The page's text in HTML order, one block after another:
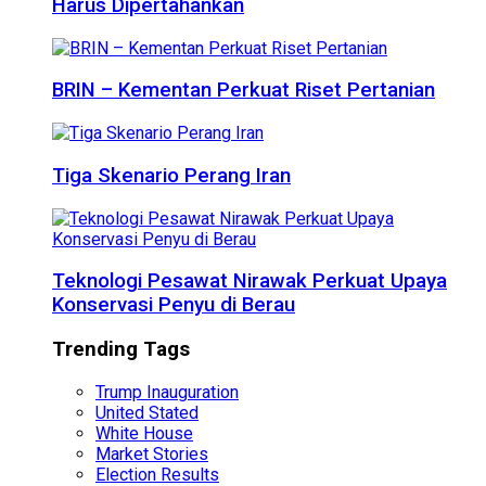
Harus Dipertahankan
BRIN – Kementan Perkuat Riset Pertanian
Tiga Skenario Perang Iran
Teknologi Pesawat Nirawak Perkuat Upaya
Konservasi Penyu di Berau
Trending Tags
Trump Inauguration
United Stated
White House
Market Stories
Election Results